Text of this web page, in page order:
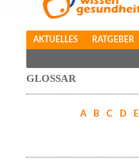
AKTUELLES RATGEBER
GLOSSAR
A B C D E